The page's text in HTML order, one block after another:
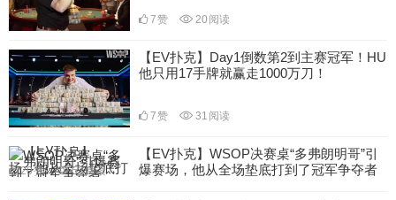
7赞 20 阅读
【EV扑克】Day1倒数第2到主赛冠军！HU
他只用17手牌就赢走1000万刀！
7赞 31 阅读
【EV扑克】WSOP决赛桌“多弗朗明哥”引
爆赛场，他从全场垫底打到了冠军争夺者
20赞 53阅读